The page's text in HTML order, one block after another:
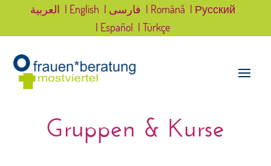
العربية | English | فارسی | Română | Русский
| Español | Türkçe
Gruppen & Kurse